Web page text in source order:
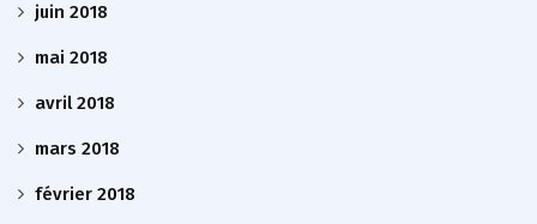
juin 2018
mai 2018
avril 2018
mars 2018
février 2018